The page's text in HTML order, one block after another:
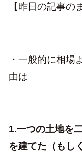
【昨日の記事の
・一般的に相場
由は
1.一つの土地を
を建てた（もし